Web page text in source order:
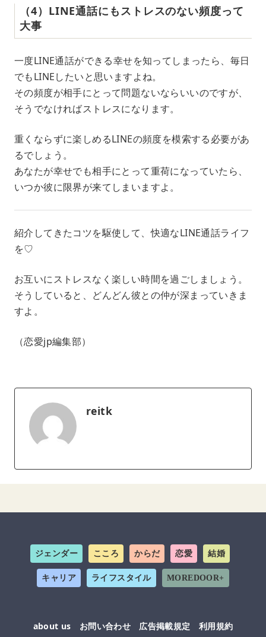
（4）LINE通話にもストレスのない頻度って
大事
一度LINE通話ができる幸せを知ってしまったら、毎日
でもLINEしたいと思いますよね。
その頻度が相手にとって問題ないならいいのですが、
そうでなければストレスになります。
重くならずに楽しめるLINEの頻度を模索する必要があ
るでしょう。
あなたが幸せでも相手にとって重荷になっていたら、
いつか彼に限界が来てしまいますよ。
紹介してきたコツを駆使して、快適なLINE通話ライフ
を♡
お互いにストレスなく楽しい時間を過ごしましょう。
そうしていると、どんどん彼との仲が深まっていきま
すよ。
（恋愛jp編集部）
reitk
ジェンダー こころ からだ 恋愛 結婚
キャリア ライフスタイル MOREDOOR+
about us お問い合わせ 広告掲載規定 利用規約